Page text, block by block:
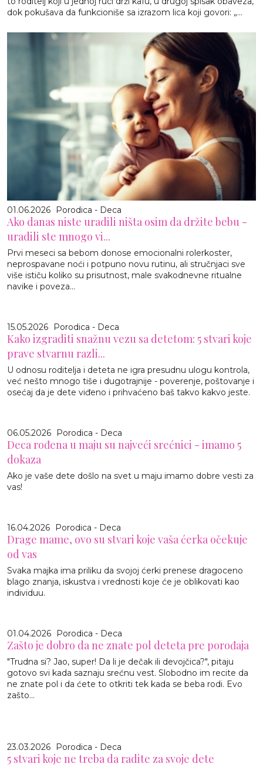
dok pokušava da funkcioniše sa izrazom lica koji govori: „...
01.06.2026 Porodica - Deca
Ako danas niste uradili ništa osim da držite bebu -
uradili ste mnogo vi...
Prvi meseci sa bebom donose emocionalni rolerkoster,
neprospavane noći i potpuno novu rutinu, ali stručnjaci sve
više ističu koliko su prisutnost, male svakodnevne ritualne
navike i poveza...
15.05.2026 Porodica - Deca
Kako izgraditi snažnu vezu sa detetom: 5 stvari koje
prave stvarnu razli...
U odnosu roditelja i deteta ne igra presudnu ulogu kontrola,
već nešto mnogo tiše i dugotrajnije - poverenje, poštovanje i
osećaj da je dete viđeno i prihvaćeno baš takvo kakvo jeste.
06.05.2026 Porodica - Deca
Deca rođena u maju su najveći srećnici - imamo 5
dokaza
Ako je vaše dete došlo na svet u maju imamo dobre vesti za
vas!
16.04.2026 Porodica - Deca
Drage mame, ovo su stvari koje vaša ćerka očekuje
od vas
Svaka majka ima priliku da svojoj ćerki prenese dragoceno
blago znanja, iskustva i vrednosti koje će je oblikovati kao
individuu.
01.04.2026 Porodica - Deca
Zašto je dobro da ne znate pol deteta pre porođaja
"Trudna si? Jao, super! Da li je dečak ili devojčica?", pitaju
gotovo svi kada saznaju srećnu vest. Slobodno im recite da
ne znate pol i da ćete to otkriti tek kada se beba rodi. Evo
zašto...
23.03.2026 Porodica - Deca
5 stvari koje ne treba da radite za svoje dete